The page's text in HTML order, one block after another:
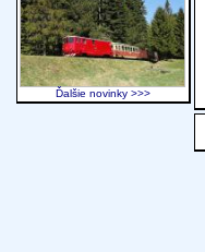
Ďalšie novinky >>>